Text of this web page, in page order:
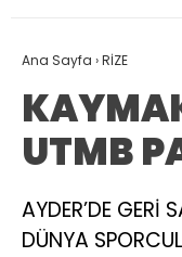
Ana Sayfa ›RİZE
UTMB
AYDER’DE GERİ
DÜNYA